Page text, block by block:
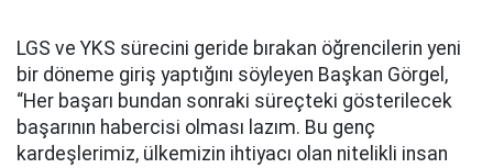
LGS ve YKS sürecini geride bırakan öğrencilerin yeni
bir döneme giriş yaptığını söyleyen Başkan Görgel,
“Her başarı bundan sonraki süreçteki gösterilecek
başarının habercisi olması lazım. Bu genç
kardeşlerimiz, ülkemizin ihtiyacı olan nitelikli insan